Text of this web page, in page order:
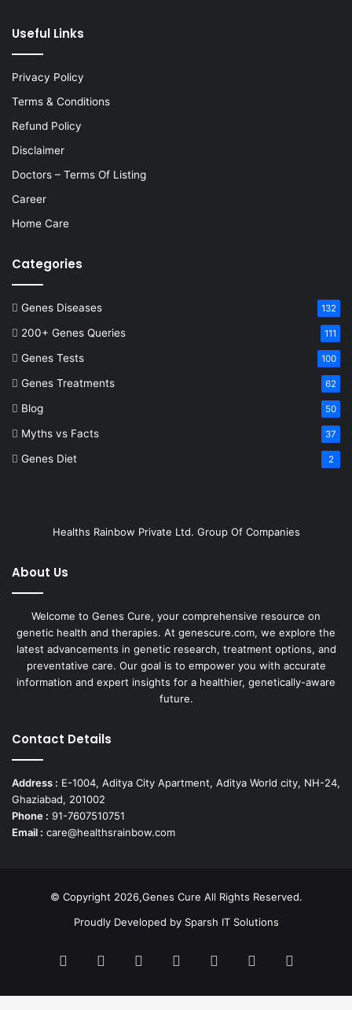
Useful Links
Privacy Policy
Terms & Conditions
Refund Policy
Disclaimer
Doctors – Terms Of Listing
Career
Home Care
Categories
Genes Diseases 132
200+ Genes Queries 111
Genes Tests 100
Genes Treatments 62
Blog 50
Myths vs Facts 37
Genes Diet 2
Healths Rainbow Private Ltd. Group Of Companies
About Us
Welcome to Genes Cure, your comprehensive resource on
genetic health and therapies. At genescure.com, we explore the
latest advancements in genetic research, treatment options, and
preventative care. Our goal is to empower you with accurate
information and expert insights for a healthier, genetically-aware
future.
Contact Details
Address : E-1004, Aditya City Apartment, Aditya World city, NH-24,
Ghaziabad, 201002
Phone : 91-7607510751
Email : care@healthsrainbow.com
© Copyright 2026,Genes Cure All Rights Reserved.
Proudly Developed by Sparsh IT Solutions
Facebook PinterestFlickr YouTubeBehance